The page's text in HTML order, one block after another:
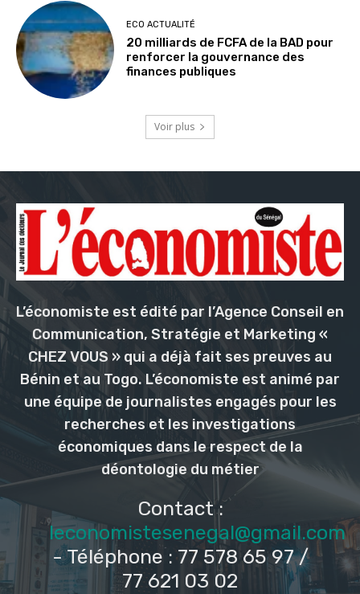
ECO ACTUALITÉ
20 milliards de FCFA de la BAD pour
renforcer la gouvernance des
finances publiques
Voir plus
L’économiste est édité par l’Agence Conseil en
Communication, Stratégie et Marketing «
CHEZ VOUS » qui a déjà fait ses preuves au
Bénin et au Togo. L’économiste est animé par
une équipe de journalistes engagés pour les
recherches et les investigations
économiques dans le respect de la
déontologie du métier
Contact :
leconomistesenegal@gmail.com
- Téléphone : 77 578 65 97 /
77 621 03 02